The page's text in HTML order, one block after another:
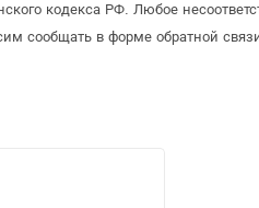
кодекса РФ. Любое
сообщать в форме обратной